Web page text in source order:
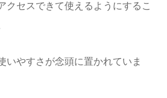
クセスできて使えるようにするこ
いやすさが念頭に置かれていま